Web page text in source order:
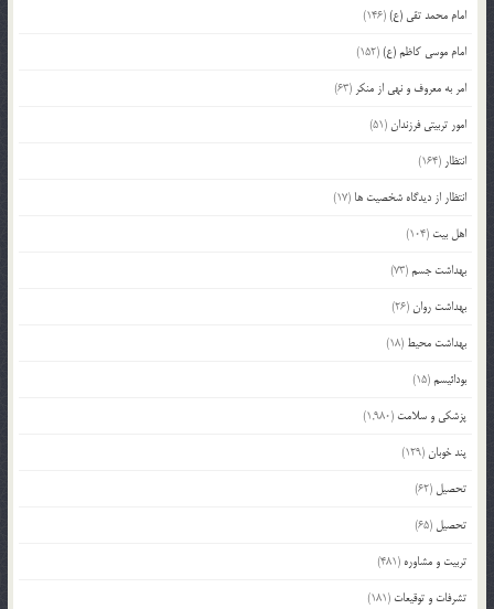
امام محمد تقی (ع)(146)
امام موسی کاظم (ع)(152)
امر به معروف و نهی از منکر (63)
امور تربیتی فرزندان (51)
انتظار (164)
انتظار از دیدگاه شخصیت ها (17)
اهل بیت (104)
بهداشت جسم(73)
بهداشت روان (26)
بهداشت محیط (18)
بودائیسم(15)
پزشکی و سلامت (1,980)
پند خوبان (129)
تحصیل (62)
تحصیل (65)
تربیت و مشاوره (481)
تشرفات و توقیعات (181)